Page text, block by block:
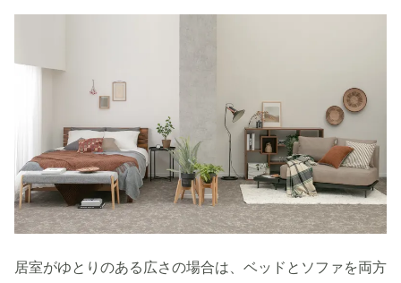
居室がゆとりのある広さの場合は、ベッドとソファを両方